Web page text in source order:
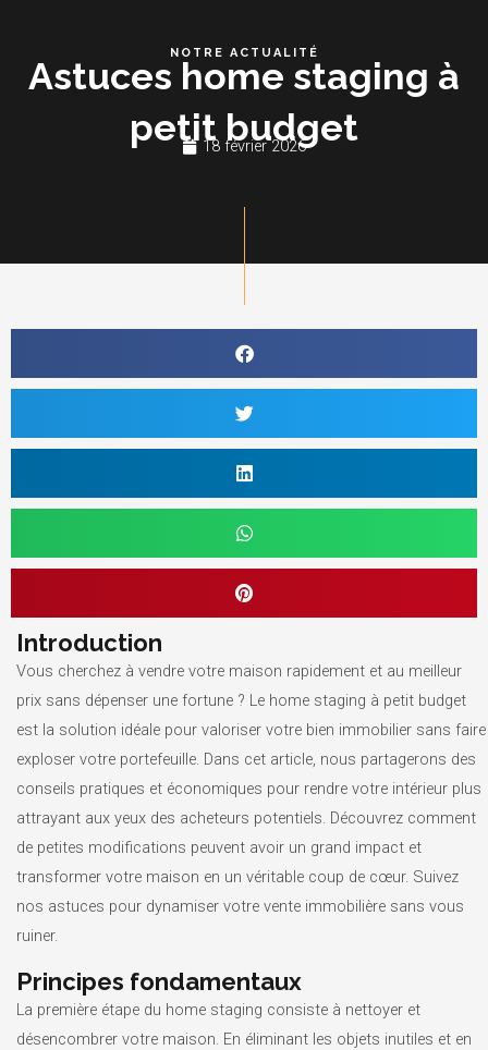
contenu
NOTRE ACTUALITÉ
Astuces home staging à
petit budget
18 février 2026
Introduction
Vous cherchez à vendre votre maison rapidement et au meilleur
prix sans dépenser une fortune ? Le home staging à petit budget
est la solution idéale pour valoriser votre bien immobilier sans faire
exploser votre portefeuille. Dans cet article, nous partagerons des
conseils pratiques et économiques pour rendre votre intérieur plus
attrayant aux yeux des acheteurs potentiels. Découvrez comment
de petites modifications peuvent avoir un grand impact et
transformer votre maison en un véritable coup de cœur. Suivez
nos astuces pour dynamiser votre vente immobilière sans vous
ruiner.
Principes fondamentaux
La première étape du home staging consiste à nettoyer et
désencombrer votre maison. En éliminant les objets inutiles et en